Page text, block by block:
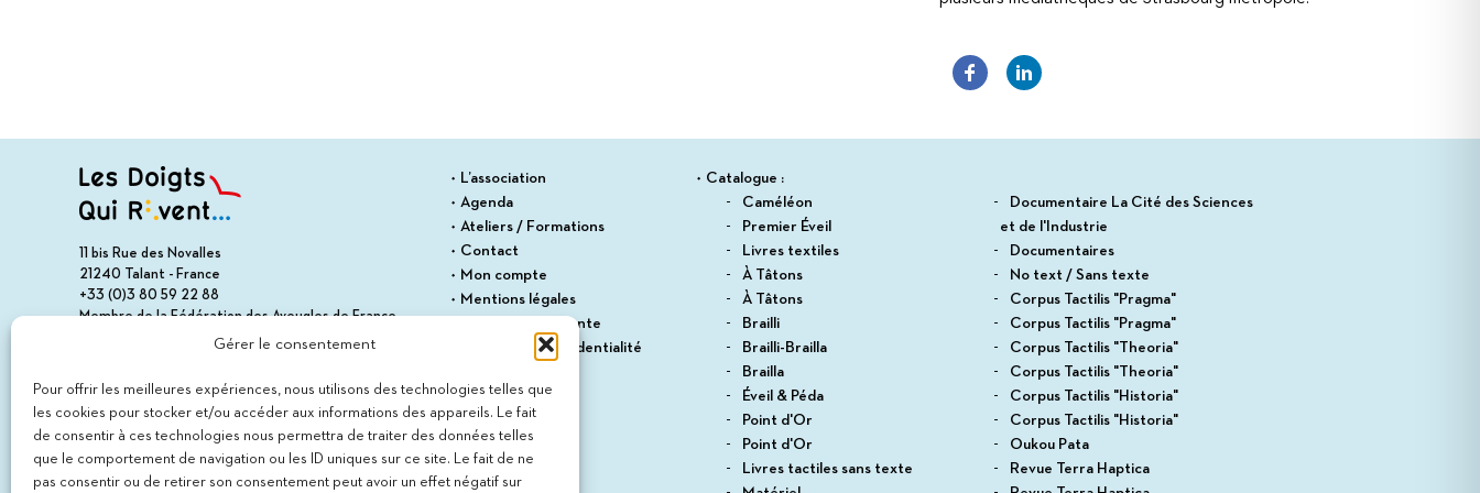
Gérer le consentement
Pour offrir les meilleures expériences, nous utilisons des technologies telles que
les cookies pour stocker et/ou accéder aux informations des appareils. Le fait
de consentir à ces technologies nous permettra de traiter des données telles
que le comportement de navigation ou les ID uniques sur ce site. Le fait de ne
pas consentir ou de retirer son consentement peut avoir un effet négatif sur
11 bis Rue des Novalles
21240 Talant - France
+33 (0)3 80 59 22 88
Membre de la Fédération des Aveugles de France
Membre du collectif Les Éditeurs Atypiques
L’association
Agenda
Ateliers / Formations
Contact
Mon compte
Mentions légales
Conditions de vente
Politique de confidentialité
Catalogue :
Caméléon
Premier Éveil
Livres textiles
À Tâtons
À Tâtons
Brailli
Brailli-Brailla
Brailla
Éveil & Péda
Point d'Or
Point d'Or
Livres tactiles sans texte
Documentaire La Cité des Sciences
et de l'Industrie
Documentaires
No text / Sans texte
Corpus Tactilis "Pragma"
Corpus Tactilis "Pragma"
Corpus Tactilis "Theoria"
Corpus Tactilis "Theoria"
Corpus Tactilis "Historia"
Corpus Tactilis "Historia"
Oukou Pata
Revue Terra Haptica